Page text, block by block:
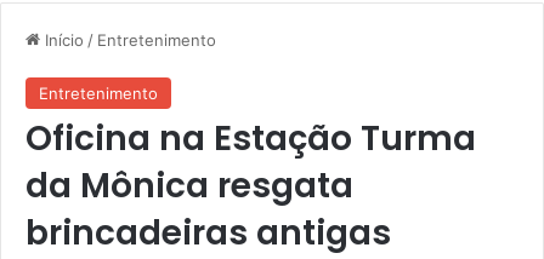
Início / Entretenimento
Entretenimento
Oficina na Estação Turma
da Mônica resgata
brincadeiras antigas